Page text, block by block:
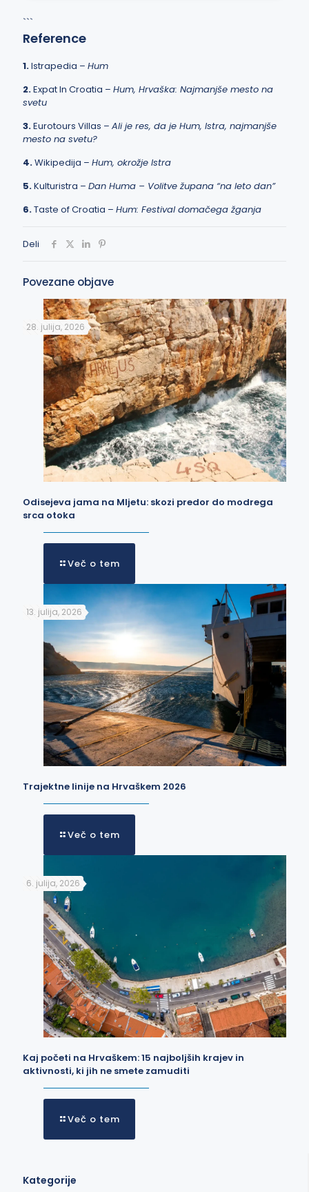
```
Reference
1.Istrapedia – Hum
2.Expat In Croatia – Hum, Hrvaška: Najmanjše mesto na
svetu
3.Eurotours Villas – Ali je res, da je Hum, Istra, najmanjše
mesto na svetu?
4.Wikipedija – Hum, okrožje Istra
5.Kulturistra – Dan Huma – Volitve župana “na leto dan”
6.Taste of Croatia – Hum: Festival domačega žganja
Deli
Povezane objave
28. julija, 2026
Odisejeva jama na Mljetu: skozi predor do modrega
srca otoka
Več o tem
13. julija, 2026
Trajektne linije na Hrvaškem 2026
Več o tem
6. julija, 2026
Kaj početi na Hrvaškem: 15 najboljših krajev in
aktivnosti, ki jih ne smete zamuditi
Več o tem
Kategorije